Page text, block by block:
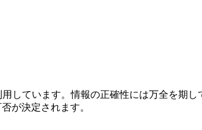
しています。情報の正確性には万全を期
が決定されます。